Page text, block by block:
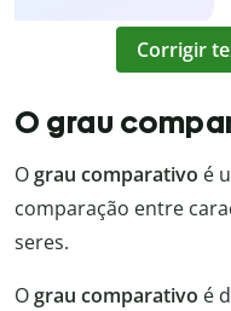
Corrigir
O grau
Ograu comparativo é
comparação entre
seres.
Ograu comparativo é